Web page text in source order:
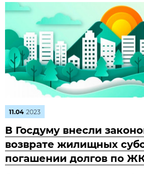
11.04 2023
В Госдуму внесли
возврате жилищных
погашении долгов по